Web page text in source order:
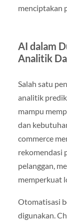
menciptakan
AI dalam
Analitik
Salah satu
analitik
mampu
dan
commerce
rekomendasi
pelanggan,
memperkuat
Otomatisasi
digunakan.